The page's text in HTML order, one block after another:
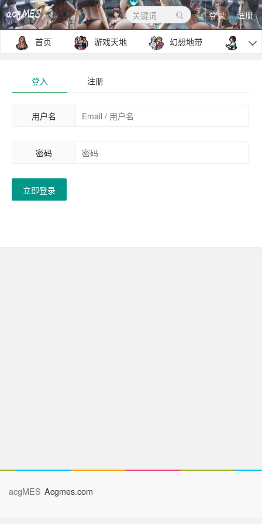
关键词 登录 注册
首页 游戏天地 幻想地带 包

登入 注册
用户名
密码
立即登录
acgMES Acgmes.com